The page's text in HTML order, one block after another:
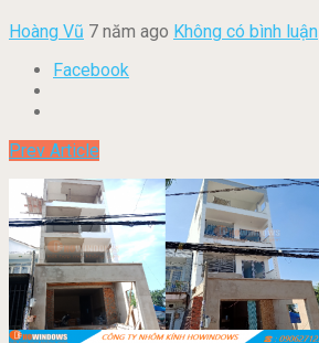
Hoàng Vũ 7 năm ago Không có bình luận
Facebook
Prev Article